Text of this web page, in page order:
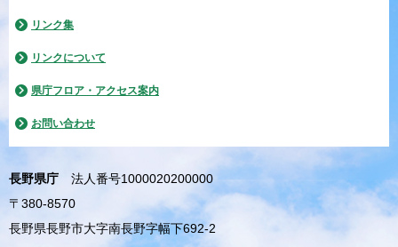
リンク集
リンクについて
県庁フロア・アクセス案内
お問い合わせ
長野県庁
法人番号1000020200000
〒380-8570
長野県長野市大字南長野字幅下692-2